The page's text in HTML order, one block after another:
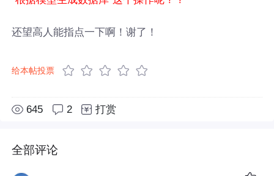
还望高人能指点一下啊！谢了！
给本帖投票
645 2 打赏
全部评论